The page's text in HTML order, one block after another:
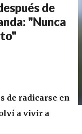
de
"Nunca
de radicarse en
a vivir a